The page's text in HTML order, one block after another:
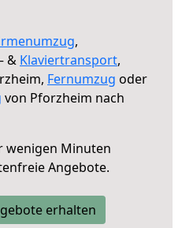
,
& Klaviertransport,
Fernumzug oder
von Pforzheim nach
wenigen Minuten
Angebote.
erhalten